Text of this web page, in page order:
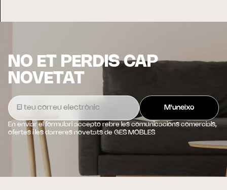
NO ET PERDIS CAP
NOVETAT
En enviar el formulari accepto rebre les comunicacions comercials,
ofertes i les darreres novetats de GES MOBLES